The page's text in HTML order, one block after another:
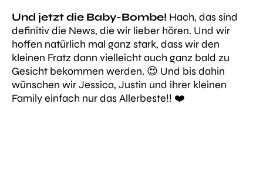
Und jetzt die Baby-Bombe! Hach, das sind
definitiv die News, die wir lieber hören. Und wir
hoffen natürlich mal ganz stark, dass wir den
kleinen Fratz dann vielleicht auch ganz bald zu
Gesicht bekommen werden. 😍 Und bis dahin
wünschen wir Jessica, Justin und ihrer kleinen
Family einfach nur das Allerbeste!! ❤️